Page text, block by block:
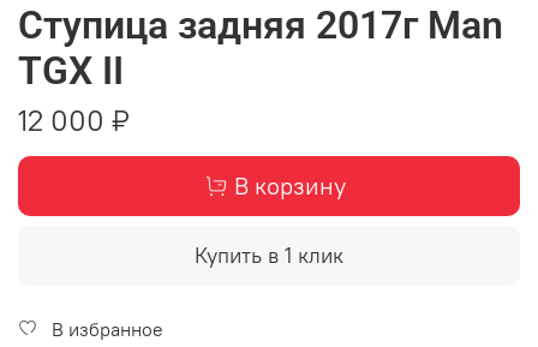
Ступица задняя 2017г Man
TGX II
12 000 ₽
В корзину
Купить в 1 клик
В избранное